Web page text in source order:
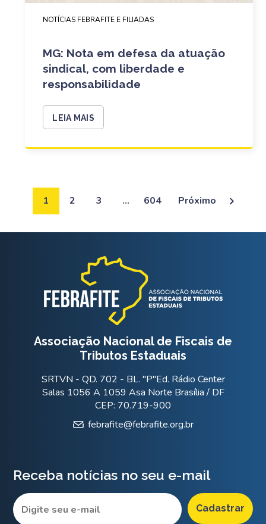
NOTÍCIAS FEBRAFITE E FILIADAS
MG: Nota em defesa da atuação
sindical, com liberdade e
responsabilidade
LEIA MAIS
1 2 3 … 604 Próximo
Associação Nacional de Fiscais de
Tributos Estaduais
SRTVN - QD. 702 - BL. "P"Ed. Rádio Center
Salas 1056 A 1059 Asa Norte Brasília / DF
CEP: 70.719-900
febrafite@febrafite.org.br
Receba notícias no seu e-mail